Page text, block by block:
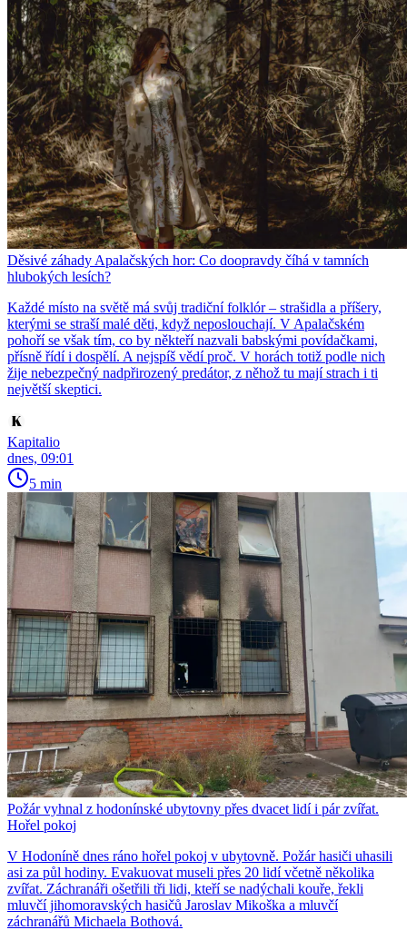
Děsivé záhady Apalačských hor: Co doopravdy číhá v tamních
hlubokých lesích?
Každé místo na světě má svůj tradiční folklór – strašidla a příšery,
kterými se straší malé děti, když neposlouchají. V Apalačském
pohoří se však tím, co by někteří nazvali babskými povídačkami,
přísně řídí i dospělí. A nejspíš vědí proč. V horách totiž podle nich
žije nebezpečný nadpřirozený predátor, z něhož tu mají strach i ti
největší skeptici.
Kapitalio
dnes, 09:01
5 min
Požár vyhnal z hodonínské ubytovny přes dvacet lidí i pár zvířat.
Hořel pokoj
V Hodoníně dnes ráno hořel pokoj v ubytovně. Požár hasiči uhasili
asi za půl hodiny. Evakuovat museli přes 20 lidí včetně několika
zvířat. Záchranáři ošetřili tři lidi, kteří se nadýchali kouře, řekli
mluvčí jihomoravských hasičů Jaroslav Mikoška a mluvčí
záchranářů Michaela Bothová.